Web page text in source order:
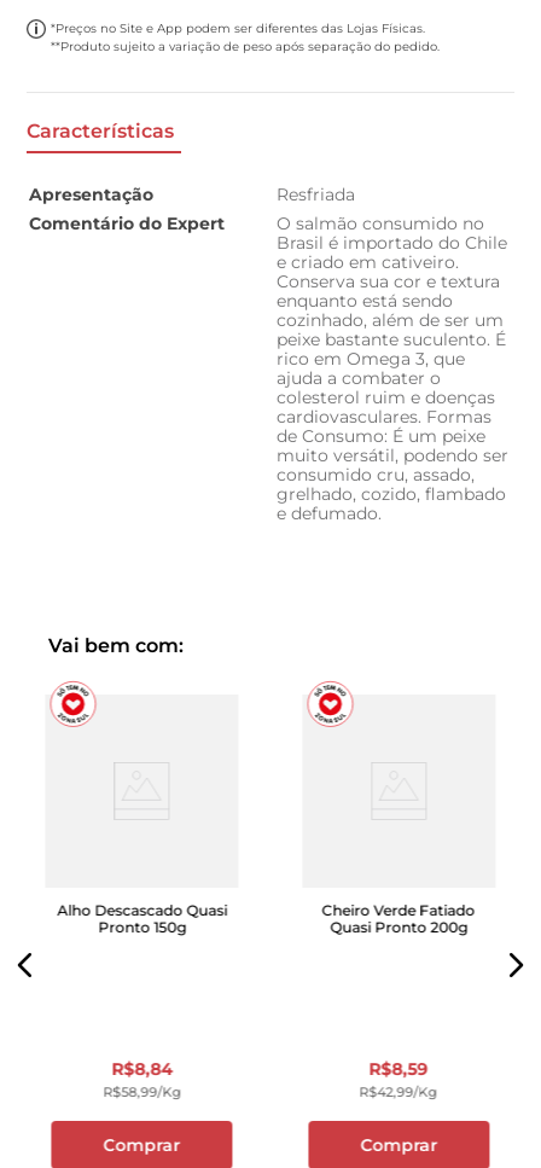
*Preços no Site e App podem ser diferentes das Lojas Físicas.
**Produto sujeito a variação de peso após separação do pedido.
Características
Apresentação
Resfriada
Comentário do Expert
O salmão consumido no
Brasil é importado do Chile
e criado em cativeiro.
Conserva sua cor e textura
enquanto está sendo
cozinhado, além de ser um
peixe bastante suculento. É
rico em Omega 3, que
ajuda a combater o
colesterol ruim e doenças
cardiovasculares. Formas
de Consumo: É um peixe
muito versátil, podendo ser
consumido cru, assado,
grelhado, cozido, flambado
e defumado.
Vai bem com:
Alho Descascado Quasi
Pronto 150g
R$8,84
R$58,99/kg
Comprar
Cheiro Verde Fatiado
Quasi Pronto 200g
R$8,59
R$42,99/kg
Comprar